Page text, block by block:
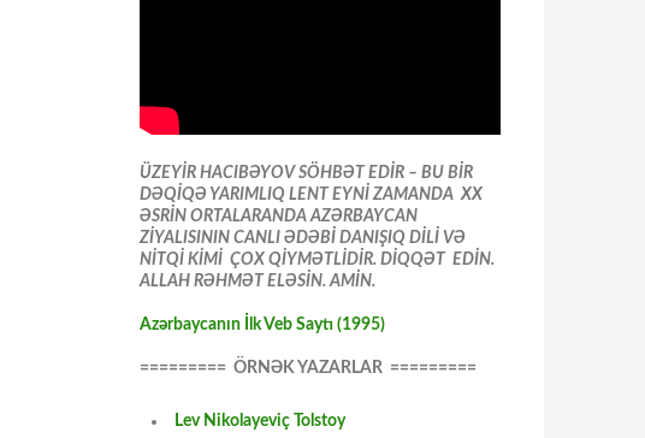
ÜZEYİR HACIBƏYOV SÖHBƏT EDİR – BU BİR
DƏQİQƏ YARIMLIQ LENT EYNİ ZAMANDA XX
ƏSRİN ORTALARANDA AZƏRBAYCAN
ZİYALISININ CANLI ƏDƏBİ DANIŞIQ DİLİ VƏ
NİTQİ KİMİ ÇOX QİYMƏTLİDİR. DİQQƏT EDİN.
ALLAH RƏHMƏT ELƏSİN. AMİN.
Azərbaycanın İlk Veb Saytı (1995)
========= ÖRNƏK YAZARLAR =========
Lev Nikolayeviç Tolstoy